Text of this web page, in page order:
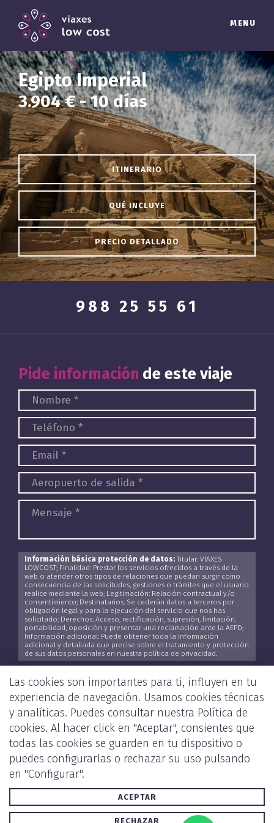
Egipto Imperial
3.904 € - 10 días
ITINERARIO
QUÉ INCLUYE
PRECIO DETALLADO
Pide información de este viaje
Información básica protección de datos:Titular: VIAXES
LOWCOST; Finalidad: Prestar los servicios ofrecidos a través de la
web o atender otros tipos de relaciones que puedan surgir como
consecuencia de las solicitudes, gestiones o trámites que el usuario
realice mediante la web; Legitimación: Relación contractual y/o
consentimiento; Destinatarios: Se cederán datos a terceros por
obligación legal y para la ejecución del servicio que nos has
solicitado; Derechos: Acceso, rectificación, supresión, limitación,
portabilidad, oposición y presentar una reclamación ante la AEPD;
Información adicional: Puede obtener toda la Información
adicional y detallada que precise sobre el tratamiento y protección
de sus datos personales en nuestra política de privacidad.
ENVIAR
POLÍTICA DE PRIVACIDAD Y COOKIES
AVISO LEGAL
988 25 55 61
MENU
Las cookies son importantes para ti, influyen en tu
experiencia de navegación. Usamos cookies técnicas
y analíticas. Puedes consultar nuestra Política de
cookies. Al hacer click en "Aceptar", consientes que
todas las cookies se guarden en tu dispositivo o
puedes configurarlas o rechazar su uso pulsando
en "Configurar".
ACEPTAR
RECHAZAR